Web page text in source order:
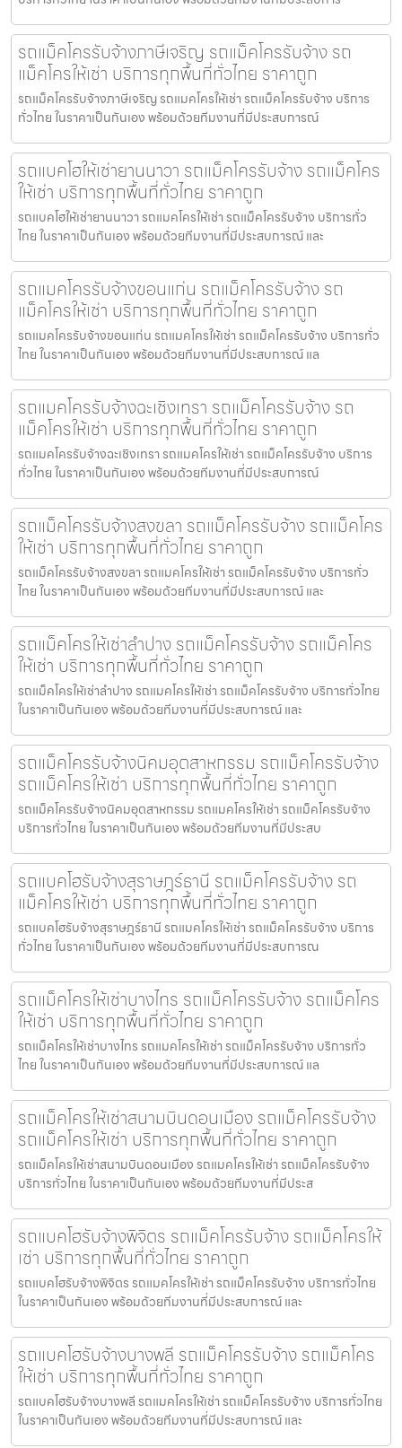
รถแม็คโครรับจ้างภาษีเจริญ รถแม็คโครรับจ้าง รถ
แม็คโครให้เช่า บริการทุกพื้นที่ทั่วไทย ราคาถูก
รถแม็คโครรับจ้างภาษีเจริญ รถแมคโครให้เช่า รถแม็คโครรับจ้าง บริการ
ทั่วไทย ในราคาเป็นกันเอง พร้อมด้วยทีมงานที่มีประสบการณ์
รถแบคโฮให้เช่ายานนาวา รถแม็คโครรับจ้าง รถแม็คโคร
ให้เช่า บริการทุกพื้นที่ทั่วไทย ราคาถูก
รถแบคโฮให้เช่ายานนาวา รถแมคโครให้เช่า รถแม็คโครรับจ้าง บริการทั่ว
ไทย ในราคาเป็นกันเอง พร้อมด้วยทีมงานที่มีประสบการณ์ และ
รถแมคโครรับจ้างขอนแก่น รถแม็คโครรับจ้าง รถ
แม็คโครให้เช่า บริการทุกพื้นที่ทั่วไทย ราคาถูก
รถแมคโครรับจ้างขอนแก่น รถแมคโครให้เช่า รถแม็คโครรับจ้าง บริการทั่ว
ไทย ในราคาเป็นกันเอง พร้อมด้วยทีมงานที่มีประสบการณ์ แล
รถแมคโครรับจ้างฉะเชิงเทรา รถแม็คโครรับจ้าง รถ
แม็คโครให้เช่า บริการทุกพื้นที่ทั่วไทย ราคาถูก
รถแมคโครรับจ้างฉะเชิงเทรา รถแมคโครให้เช่า รถแม็คโครรับจ้าง บริการ
ทั่วไทย ในราคาเป็นกันเอง พร้อมด้วยทีมงานที่มีประสบการณ์
รถแม็คโครรับจ้างสงขลา รถแม็คโครรับจ้าง รถแม็คโคร
ให้เช่า บริการทุกพื้นที่ทั่วไทย ราคาถูก
รถแม็คโครรับจ้างสงขลา รถแมคโครให้เช่า รถแม็คโครรับจ้าง บริการทั่ว
ไทย ในราคาเป็นกันเอง พร้อมด้วยทีมงานที่มีประสบการณ์ และ
รถแม็คโครให้เช่าลำปาง รถแม็คโครรับจ้าง รถแม็คโคร
ให้เช่า บริการทุกพื้นที่ทั่วไทย ราคาถูก
รถแม็คโครให้เช่าลำปาง รถแมคโครให้เช่า รถแม็คโครรับจ้าง บริการทั่วไทย
ในราคาเป็นกันเอง พร้อมด้วยทีมงานที่มีประสบการณ์ และ
รถแม็คโครรับจ้างนิคมอุตสาหกรรม รถแม็คโครรับจ้าง
รถแม็คโครให้เช่า บริการทุกพื้นที่ทั่วไทย ราคาถูก
รถแม็คโครรับจ้างนิคมอุตสาหกรรม รถแมคโครให้เช่า รถแม็คโครรับจ้าง
บริการทั่วไทย ในราคาเป็นกันเอง พร้อมด้วยทีมงานที่มีประสบ
รถแบคโฮรับจ้างสุราษฎร์ธานี รถแม็คโครรับจ้าง รถ
แม็คโครให้เช่า บริการทุกพื้นที่ทั่วไทย ราคาถูก
รถแบคโฮรับจ้างสุราษฎร์ธานี รถแมคโครให้เช่า รถแม็คโครรับจ้าง บริการ
ทั่วไทย ในราคาเป็นกันเอง พร้อมด้วยทีมงานที่มีประสบการณ
รถแม็คโครให้เช่าบางไทร รถแม็คโครรับจ้าง รถแม็คโคร
ให้เช่า บริการทุกพื้นที่ทั่วไทย ราคาถูก
รถแม็คโครให้เช่าบางไทร รถแมคโครให้เช่า รถแม็คโครรับจ้าง บริการทั่ว
ไทย ในราคาเป็นกันเอง พร้อมด้วยทีมงานที่มีประสบการณ์ แล
รถแม็คโครให้เช่าสนามบินดอนเมือง รถแม็คโครรับจ้าง
รถแม็คโครให้เช่า บริการทุกพื้นที่ทั่วไทย ราคาถูก
รถแม็คโครให้เช่าสนามบินดอนเมือง รถแมคโครให้เช่า รถแม็คโครรับจ้าง
บริการทั่วไทย ในราคาเป็นกันเอง พร้อมด้วยทีมงานที่มีประส
รถแบคโฮรับจ้างพิจิตร รถแม็คโครรับจ้าง รถแม็คโครให้
เช่า บริการทุกพื้นที่ทั่วไทย ราคาถูก
รถแบคโฮรับจ้างพิจิตร รถแมคโครให้เช่า รถแม็คโครรับจ้าง บริการทั่วไทย
ในราคาเป็นกันเอง พร้อมด้วยทีมงานที่มีประสบการณ์ และ
รถแบคโฮรับจ้างบางพลี รถแม็คโครรับจ้าง รถแม็คโคร
ให้เช่า บริการทุกพื้นที่ทั่วไทย ราคาถูก
รถแบคโฮรับจ้างบางพลี รถแมคโครให้เช่า รถแม็คโครรับจ้าง บริการทั่วไทย
ในราคาเป็นกันเอง พร้อมด้วยทีมงานที่มีประสบการณ์ และ